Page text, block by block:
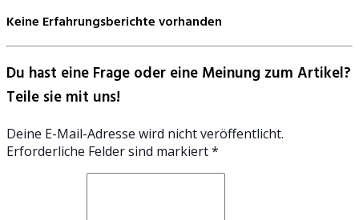
Keine Erfahrungsberichte vorhanden
Du hast eine Frage oder eine Meinung zum Artikel?
Teile sie mit uns!
Deine E-Mail-Adresse wird nicht veröffentlicht.
Erforderliche Felder sind markiert *